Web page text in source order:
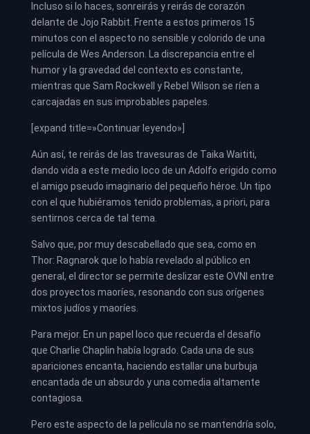
Incluso si lo haces, sonreirás y reirás de corazón
delante de Jojo Rabbit. Frente a estos primeros 15
minutos con el aspecto no sensible y colorido de una
película de Wes Anderson. La discrepancia entre el
humor y la gravedad del contexto es constante,
mientras que Sam Rockwell y Rebel Wilson se ríen a
carcajadas en sus improbables papeles.
[expand title=»Continuar leyendo»]
Aún así, te reirás de las travesuras de Taika Waititi,
dando vida a este medio loco de un Adolfo erigido como
el amigo pseudo imaginario del pequeño héroe. Un tipo
con el que hubiéramos tenido problemas, a priori, para
sentirnos cerca de tal tema.
Salvo que, por muy descabellado que sea, como en
Thor: Ragnarok que lo había revelado al público en
general, el director se permite deslizar este OVNI entre
dos proyectos maoríes, resonando con sus orígenes
mixtos judíos y maoríes.
Para mejor. En un papel loco que recuerda el desafío
que Charlie Chaplin había logrado. Cada una de sus
apariciones encanta, haciendo estallar una burbuja
encantada de un absurdo y una comedia altamente
contagiosa.
Pero este aspecto de la película no se mantendría solo,